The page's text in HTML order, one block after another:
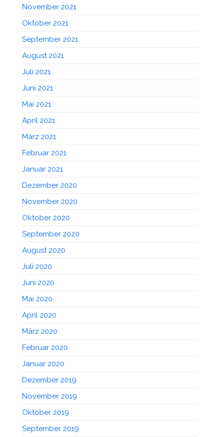
November 2021
Oktober 2021
September 2021
August 2021
Juli 2021
Juni 2021
Mai 2021
April 2021
März 2021
Februar 2021
Januar 2021
Dezember 2020
November 2020
Oktober 2020
September 2020
August 2020
Juli 2020
Juni 2020
Mai 2020
April 2020
März 2020
Februar 2020
Januar 2020
Dezember 2019
November 2019
Oktober 2019
September 2019